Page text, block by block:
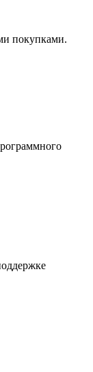
покупками.